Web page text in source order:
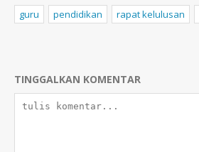
guru pendidikan rapat kelulusan
TINGGALKAN KOMENTAR